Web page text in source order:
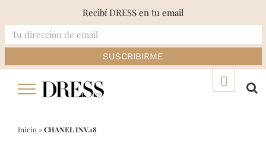
Inicio »CHANEL INV.18
Recibí DRESS en tu email